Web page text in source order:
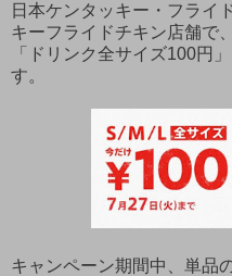
日本ケンタッキー・フライ
キーフライドチキン店舗で
「ドリンク全サイズ100円
す。
キャンペーン期間中、単品